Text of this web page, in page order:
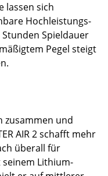
lassen sich
Hochleistungs-
Spieldauer
Pegel steigt
zusammen und
AIR 2 schafft mehr
überall für
Lithium-